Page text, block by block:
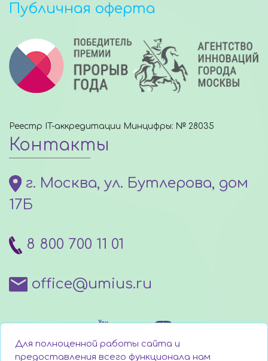
Публичная оферта
Реестр IT-аккредитации Минцифры: № 28035
Контакты
г. Москва, ул. Бутлерова, дом
17Б
8 800 700 11 01
office@umius.ru
Для полноценной работы сайта и
предоставления всего функционала нам